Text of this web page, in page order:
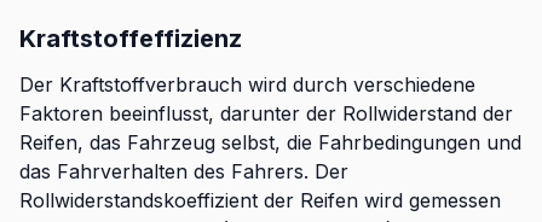
Kraftstoffeffizienz
Der Kraftstoffverbrauch wird durch verschiedene
Faktoren beeinflusst, darunter der Rollwiderstand der
Reifen, das Fahrzeug selbst, die Fahrbedingungen und
das Fahrverhalten des Fahrers. Der
Rollwiderstandskoeffizient der Reifen wird gemessen